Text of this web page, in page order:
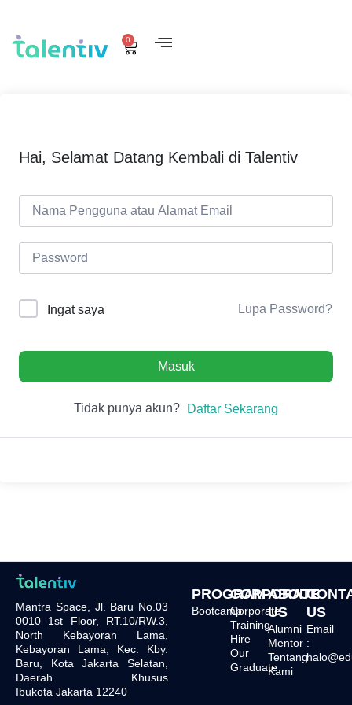
0
Hai, Selamat Datang Kembali di Talentiv
Ingat saya Lupa Password?
Masuk
Tidak punya akun? Daftar Sekarang
Mantra Space, Jl. Baru No.03
0010 1st Floor, RT.10/RW.3,
North Kebayoran Lama,
Kebayoran Lama, Kec. Kby.
Baru, Kota Jakarta Selatan,
Daerah Khusus
Ibukota Jakarta 12240
PROGRAM
Bootcamp
CORPORATE
Corporate
Training
Hire
Our
Graduate
ABOUT
US
Alumni
Mentor
Tentang
Kami
US
Email
: